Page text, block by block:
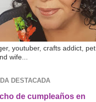
youtuber, crafts addict, pet
wife...
DESTACADA
de cumpleaños en